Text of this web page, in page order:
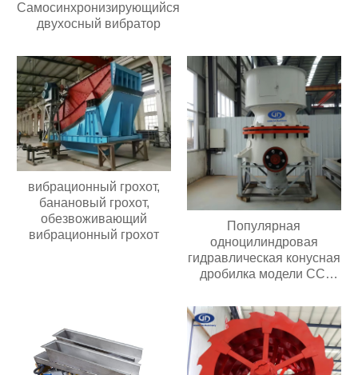
Самосинхронизирующийся
двухосный вибратор
вибрационный грохот,
банановый грохот,
обезвоживающий
вибрационный грохот
Популярная
одноцилиндровая
гидравлическая конусная
дробилка модели CC,
подходит для всех видов
дробилок для
переработки руды